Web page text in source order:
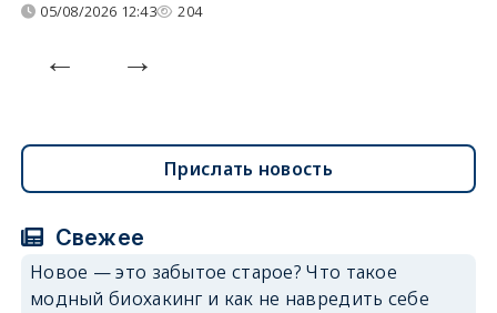
05/08/2026 12:43 204
Прислать новость
Свежее
Новое — это забытое старое? Что такое
модный биохакинг и как не навредить себе